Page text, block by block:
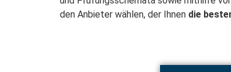
den Anbieter wählen, der Ihnen die